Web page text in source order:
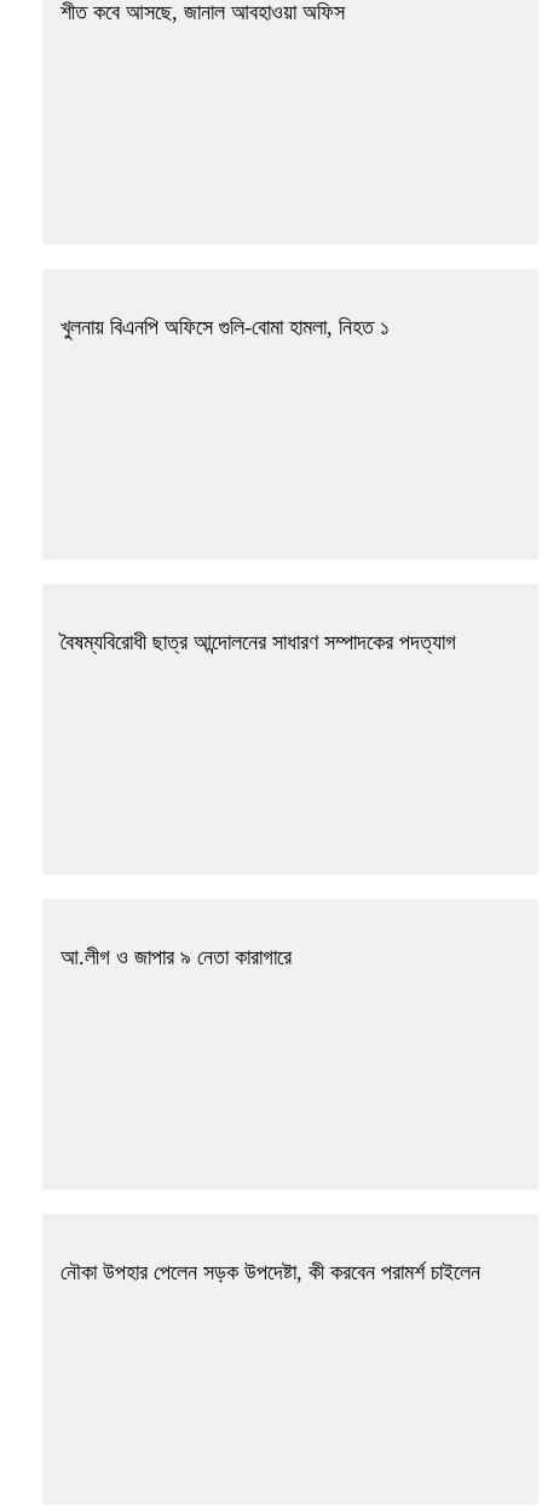
শীত কবে আসছে, জানাল আবহাওয়া অফিস
খুলনায় বিএনপি অফিসে গুলি-বোমা হামলা, নিহত ১
বৈষম্যবিরোধী ছাত্র আন্দোলনের সাধারণ সম্পাদকের পদত্যাগ
আ.লীগ ও জাপার ৯ নেতা কারাগারে
নৌকা উপহার পেলেন সড়ক উপদেষ্টা, কী করবেন পরামর্শ চাইলেন